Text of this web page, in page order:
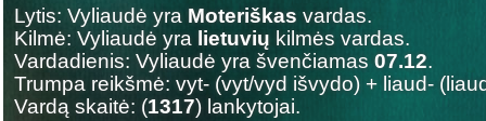
Lytis: Vyliaudė yra Moteriškas vardas.
Kilmė: Vyliaudė yra lietuvių kilmės vardas.
Vardadienis: Vyliaudė yra švenčiamas 07.12.
Trumpa reikšmė: vyt- (vyt/vyd išvydo) + liaud-
Vardą skaitė: (1317) lankytojai.